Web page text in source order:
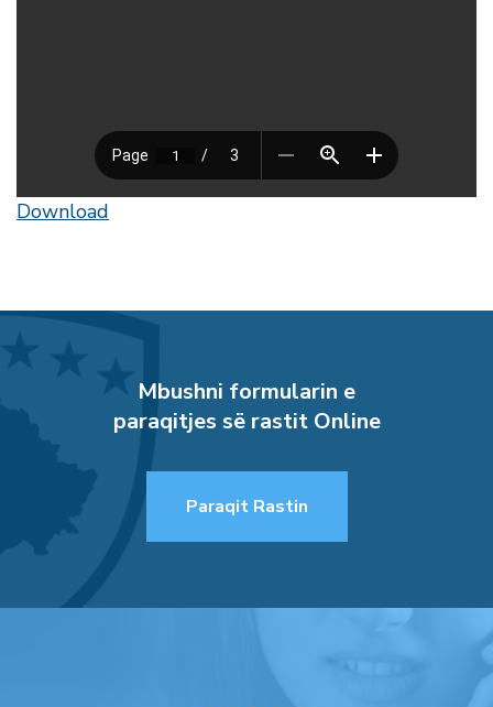
Download
Mbushni formularin e
paraqitjes së rastit Online
Paraqit Rastin